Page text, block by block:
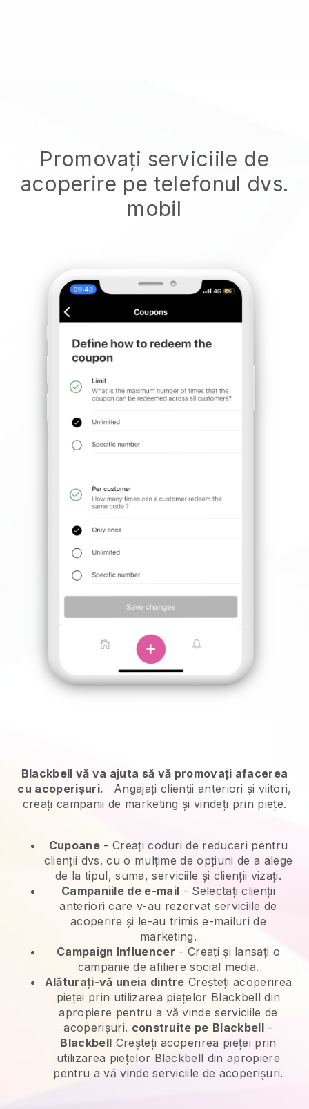
Promovați serviciile de
acoperire pe telefonul dvs.
mobil
Blackbell vă va ajuta să vă promovați afacerea
cu acoperișuri.
Angajați clienții anteriori și viitori,
creați campanii de marketing și vindeți prin piețe.
Cupoane - Creați coduri de reduceri pentru
clienții dvs. cu o mulțime de opțiuni de a alege
de la tipul, suma, serviciile și clienții vizați.
Campaniile de e-mail - Selectați clienții
anteriori care v-au rezervat serviciile de
acoperire și le-au trimis e-mailuri de
marketing.
Campaign Influencer - Creați și lansați o
campanie de afiliere social media.
Alăturați-vă uneia dintre Creșteți acoperirea
pieței prin utilizarea piețelor Blackbell din
apropiere pentru a vă vinde serviciile de
acoperișuri. construite pe Blackbell-
Blackbell Creșteți acoperirea pieței prin
utilizarea piețelor Blackbell din apropiere
pentru a vă vinde serviciile de acoperișuri.